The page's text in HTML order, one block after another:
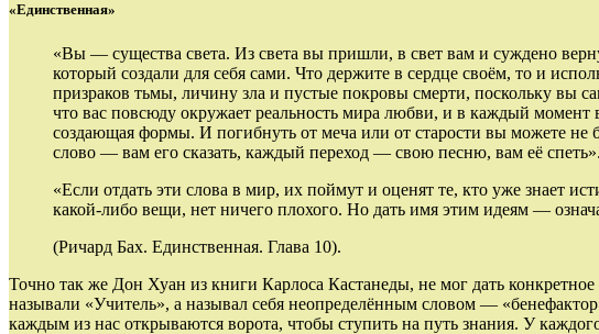
«Единственная»
«Вы — существа света. Из света вы пришли, в свет вам и суждено
который создали для себя сами. Что держите в сердце своём, то и
призраков тьмы, личину зла и пустые покровы смерти, поскольку вы
что вас повсюду окружает реальность мира любви, и в каждый
создающая формы. И погибнуть от меча или от старости вы можете не
слово — вам его сказать, каждый переход — свою песню, вам её спеть».
«Если отдать эти слова в мир, их поймут и оценят те, кто уже знает
какой-либо вещи, нет ничего плохого. Но дать имя этим идеям —
(Ричард Бах. Единственная. Глава 10).
Точно так же Дон Хуан из книги Карлоса Кастанеды, не мог дать
называли «Учитель», а называл себя неопределённым словом —
каждым из нас открываются ворота, чтобы ступить на путь знания. У